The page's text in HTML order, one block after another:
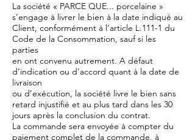
La société « PARCE QUE... porcelaine »
s’engage à livrer le bien à la date indiqué au
Client, conformément à l’article L.111-1 du
Code de la Consommation, sauf si les
parties
en ont convenu autrement. A défaut
d’indication ou d’accord quant à la date de
livraison
ou d’exécution, la société livre le bien sans
retard injustifié et au plus tard dans les 30
jours après la conclusion du contrat.
La commande sera envoyée à compter du
paiement complet de la commande, à